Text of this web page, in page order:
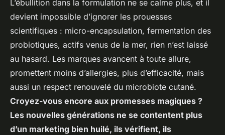
L’ébullition dans la formulation ne se calme plus, et il
devient impossible d’ignorer les prouesses
scientifiques : micro-encapsulation, fermentation des
probiotiques, actifs venus de la mer, rien n’est laissé
au hasard. Les marques avancent à toute allure,
promettent moins d’allergies, plus d’efficacité, mais
aussi un respect renouvelé du microbiote cutané.
Croyez-vous encore aux promesses magiques ?
Les nouvelles générations ne se contentent plus
d’un marketing bien huilé, ils vérifient, ils